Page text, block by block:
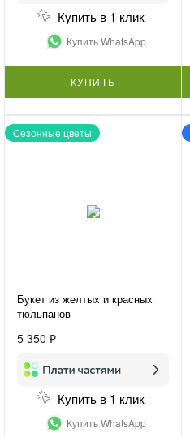
Купить в 1 клик
Купить WhatsApp
КУПИТЬ
Сезонные цветы
Букет из желтых и красных
тюльпанов
5 350 ₽
Купить в 1 клик
Купить WhatsApp